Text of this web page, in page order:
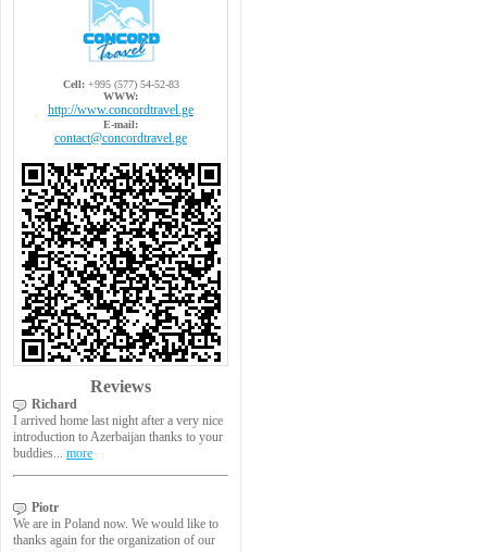
Cell:+995 (577) 54-52-83
WWW:
http://www.concordtravel.ge
E-mail:
contact@concordtravel.ge
Reviews
Richard
I arrived home last night after a very nice
introduction to Azerbaijan thanks to your
buddies... more
Piotr
We are in Poland now. We would like to
thanks again for the organization of our